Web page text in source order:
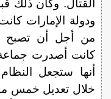
القتال. وكان ذلك
ودولة الإمارات
من أجل أن تصبح
كانت أصدرت جماعة
أنها ستجعل
خلال تعديل خمس